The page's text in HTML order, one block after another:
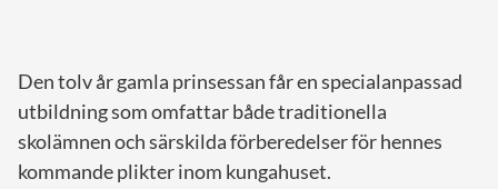
Den tolv år gamla prinsessan får en specialanpassad
utbildning som omfattar både traditionella
skolämnen och särskilda förberedelser för hennes
kommande plikter inom kungahuset.